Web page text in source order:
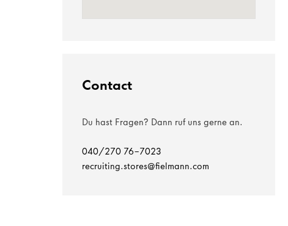
Contact
Du hast Fragen? Dann ruf uns gerne an.
040/270 76-7023
recruiting.stores@fielmann.com